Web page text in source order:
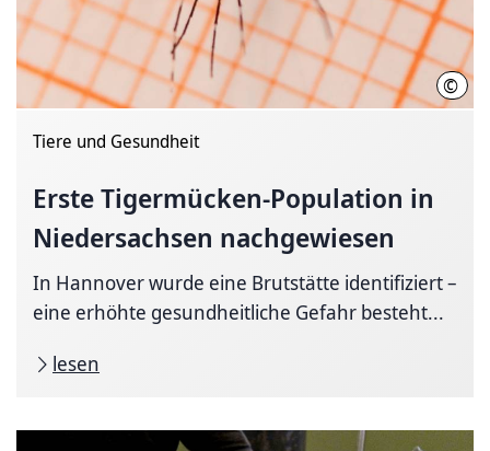
©
Tiere und Gesundheit
ErsteTigermücken-Population in
Niedersachsen nachgewiesen
In Hannover wurde eine Brutstätte identifiziert –
eine erhöhte gesundheitliche Gefahr besteht...
lesen